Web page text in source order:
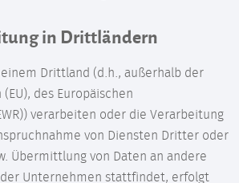
in Drittländern
Drittland (d.h., außerhalb der
des Europäischen
verarbeiten oder die Verarbeitung
von Diensten Dritter oder
Übermittlung von Daten an andere
Unternehmen stattfindet, erfolgt